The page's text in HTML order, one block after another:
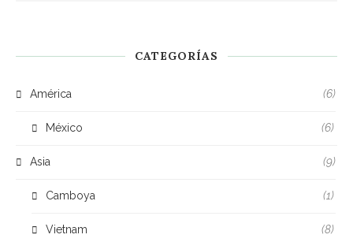
CATEGORÍAS
América (6)
México (6)
Asia (9)
Camboya (1)
Vietnam (8)